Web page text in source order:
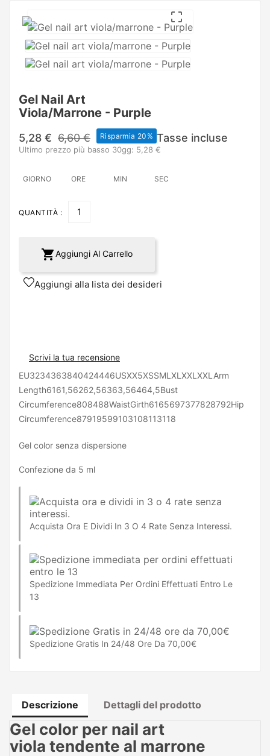

Gel Nail Art
Viola/marrone - Purple
5,28 € 6,60 € Risparmia 20% Tasse incluse
Ultimo prezzo più basso 30gg: 5,28 €
GIORNO ORE MIN SEC
QUANTITÀ :
Aggiungi Al Carrello
Aggiungi alla lista dei desideri
Scrivi la tua recensione
EU3234363840424446USXX5XSSMLXLXXLXXLArm
Length6161,56262,56363,56464,5Bust
Circumference808488WaistGirth6165697377828792Hip
Circumference87919599103108113118
Gel color senza dispersione
Confezione da 5 ml
Acquista Ora E Dividi In 3 O 4 Rate Senza Interessi.
Spedizione Immediata Per Ordini Effettuati Entro Le
13
Spedizione Gratis In 24/48 Ore Da 70,00€
Descrizione Dettagli del prodotto
Gel color per nail art
viola tendente al marrone